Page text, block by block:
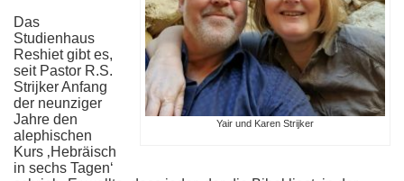
Yair und Karen Strijker
Das
Studienhaus
Reshiet gibt es,
seit Pastor R.S.
Strijker Anfang
der neunziger
Jahre den
alephischen
Kurs ‚Hebräisch
in sechs Tagen‘